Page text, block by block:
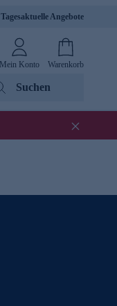
Tagesaktuelle Angebote
Mein Konto Warenkorb
Suchen